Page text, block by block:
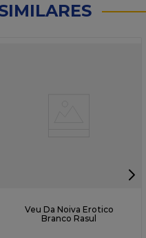
Veu Da Noiva Erotico
Branco Rasul